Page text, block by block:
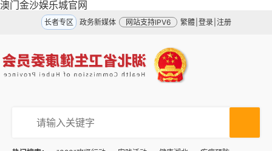
澳门金沙娱乐城官网
长者专区 政务新媒体 网站支持IPV6 繁體 登录 注册